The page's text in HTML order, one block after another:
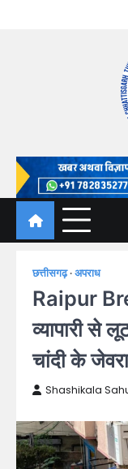
छत्तीसगढ़ अपराध
Raipur
व्यापारी से
चांदी के
Shashikala